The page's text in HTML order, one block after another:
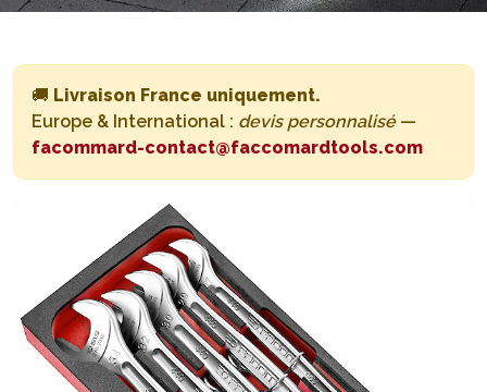
🚚 Livraison France uniquement.
Europe & International : devis personnalisé—
facommard-contact@faccomardtools.com